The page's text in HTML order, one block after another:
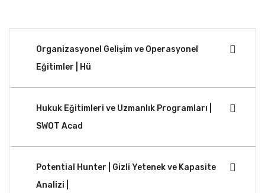
Organizasyonel Gelişim ve Operasyonel
Eğitimler | Hü
Hukuk Eğitimleri ve Uzmanlık Programları |
SWOT Acad
Potential Hunter | Gizli Yetenek ve Kapasite
Analizi |